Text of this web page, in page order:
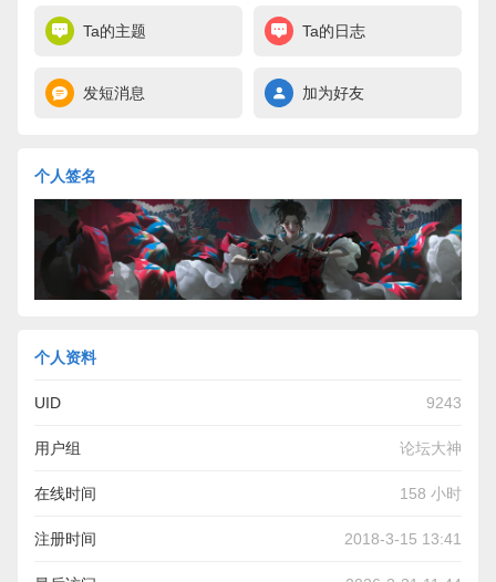
Ta的主题 Ta的日志
发短消息 加为好友
个人签名
个人资料
UID 9243
用户组 论坛大神
在线时间 158 小时
注册时间 2018-3-15 13:41